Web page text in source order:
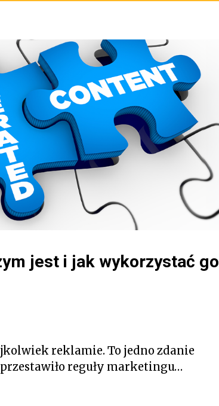
jest i jak wykorzystać go
reklamie. To jedno zdanie
reguły marketingu…